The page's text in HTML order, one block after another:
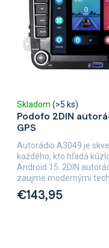
Podofo 2DIN
GPS
Skladom (>5 ks)
€143,95
Autorádio A3049 je
každého, kto hľadá
Android 15. 2DIN
zaujme modernými